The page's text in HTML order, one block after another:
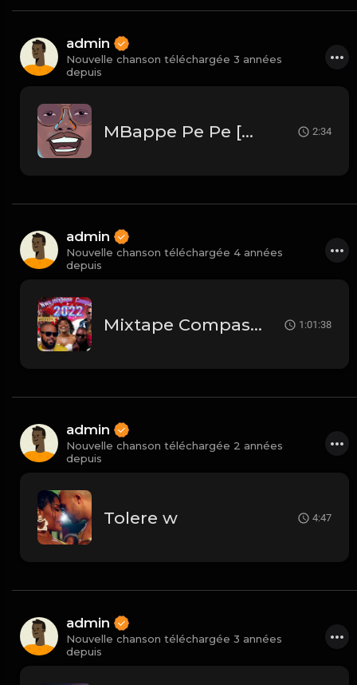
admin
Nouvelle chanson téléchargée 3 années
depuis
MBappe Pe Pe [Remix] 2:34
admin
Nouvelle chanson téléchargée 4 années
depuis
Mixtape Compas love 1:01:38
admin
Nouvelle chanson téléchargée 2 années
depuis
Tolere w 4:47
admin
Nouvelle chanson téléchargée 3 années
depuis